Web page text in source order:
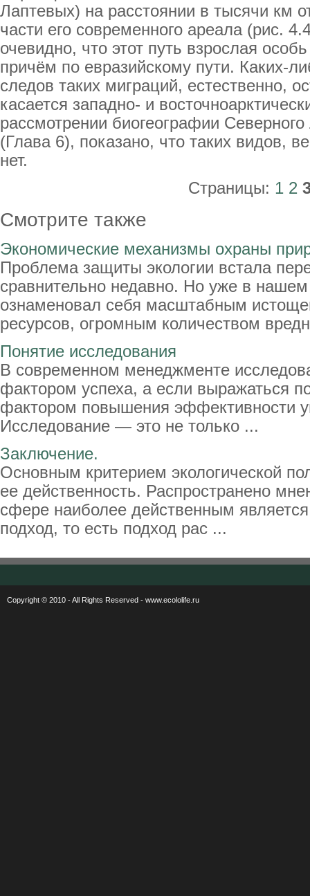
Лаптевых) на расстоянии в тысячи км
части его современного ареала (рис.
очевидно, что этот путь взрослая
причём по евразийскому пути. Каких-
следов таких миграций, естественно,
касается западно- и
рассмотрении биогеографии Северного
(Глава 6), показано, что таких видов,
нет.
Страницы: 1 2
Смотрите также
Экономические механизмы охраны
Проблема защиты экологии встала
сравнительно недавно. Но уже в
ознаменовал себя масштабным
ресурсов, огромным количеством
Понятие исследования
В современном менеджменте
фактором успеха, а если выражаться
фактором повышения эффективности
Исследование — это не только ...
Заключение.
Основным критерием экологической
ее действенность. Распространено
сфере наиболее действенным
подход, то есть подход рас ...
Copyright © 2010 - All Rights Reserved - www.ecololife.ru